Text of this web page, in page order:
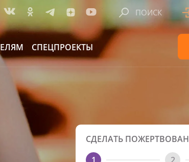
СПЕЦПРОЕКТЫ
ПОИСК
СДЕЛАТЬ